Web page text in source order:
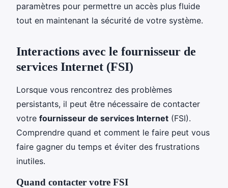
paramètres pour permettre un accès plus fluide
tout en maintenant la sécurité de votre système.
Interactions avec le fournisseur de
services Internet (FSI)
Lorsque vous rencontrez des problèmes
persistants, il peut être nécessaire de contacter
votre fournisseur de services Internet (FSI).
Comprendre quand et comment le faire peut vous
faire gagner du temps et éviter des frustrations
inutiles.
Quand contacter votre FSI